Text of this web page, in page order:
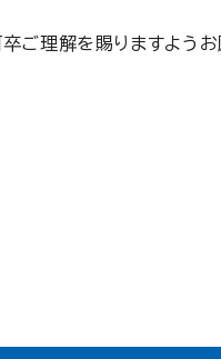
ご理解を賜りますようお